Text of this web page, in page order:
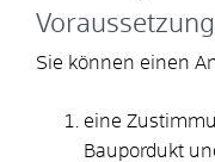
Sie können einen
eine
Baupordukt